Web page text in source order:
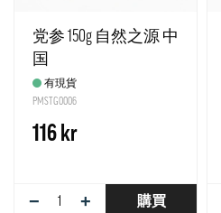
党参 150g 自然之源 中
国
有現貨
PMSTG0006
116 kr
− + 購買